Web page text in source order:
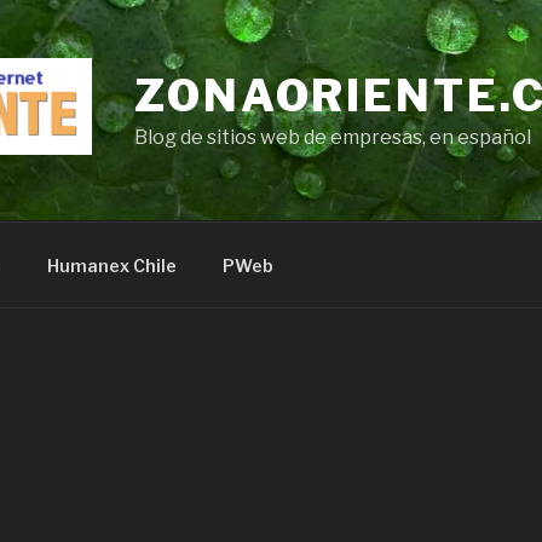
Blog de sitios web de empresas, en español
Humanex Chile PWeb